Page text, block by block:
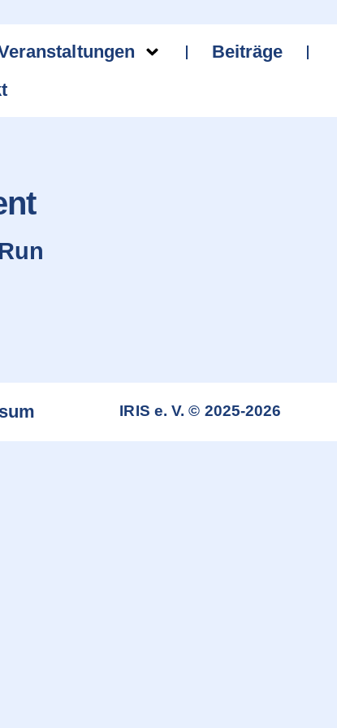
Beiträge
IRIS e. V. © 2025-2026